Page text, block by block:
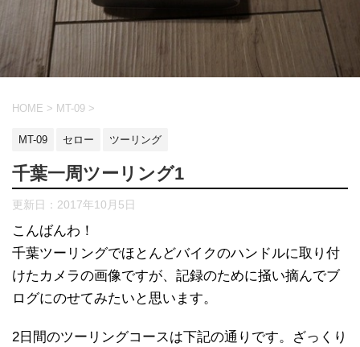
HOME > MT-09 >
MT-09 セロー ツーリング
千葉一周ツーリング1
更新日： 2017年10月5日
こんばんわ！
千葉ツーリングでほとんどバイクのハンドルに取り付
けたカメラの画像ですが、記録のために掻い摘んでブ
ログにのせてみたいと思います。
2日間のツーリングコースは下記の通りです。ざっくり